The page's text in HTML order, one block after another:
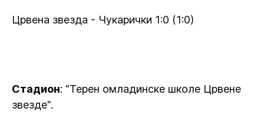
Црвена звезда - Чукарички 1:0 (1:0)
Стадион: "Терен омладинске школе Црвене
звезде".